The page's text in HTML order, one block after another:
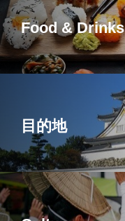
Food & Drinks
目的地